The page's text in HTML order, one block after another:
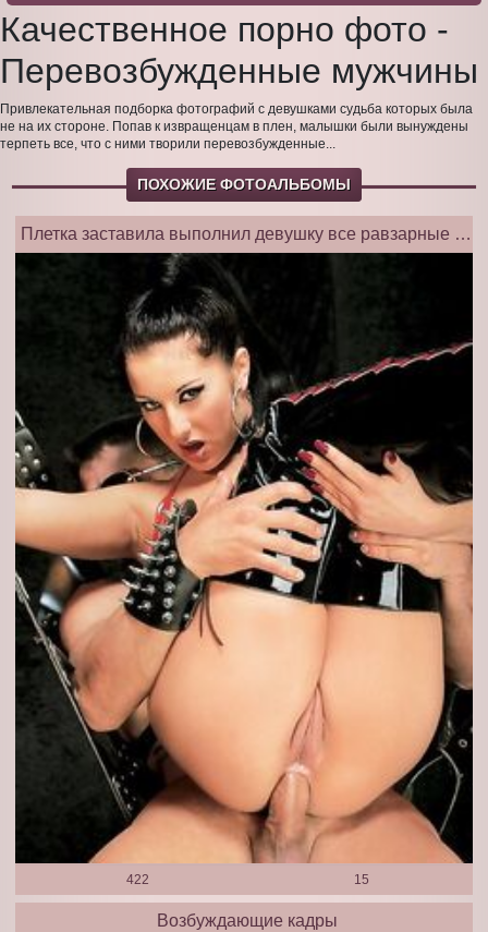
Качественное порно фото -
Перевозбужденные мужчины
Привлекательная подборка фотографий с девушками судьба которых была
не на их стороне. Попав к извращенцам в плен, малышки были вынуждены
терпеть все, что с ними творили перевозбужденные...
ПОХОЖИЕ ФОТОАЛЬБОМЫ
Плетка заставила выполнил девушку все равзарные желания голодных парней
422 15
Возбуждающие кадры